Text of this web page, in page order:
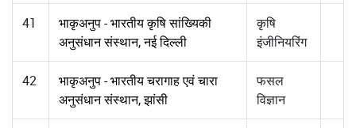
41
भाकृअनुप - भारतीय कृषि सांख्यिकी
अनुसंधान संस्थान, नई दिल्ली
कृषि
इंजीनियरिंग
42
भाकृअनुप - भारतीय चरागाह एवं चारा
अनुसंधान संस्थान, झांसी
फसल
विज्ञान